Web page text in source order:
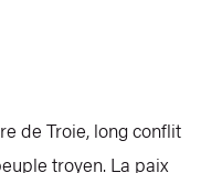
de Troie, long conflit
troyen. La paix